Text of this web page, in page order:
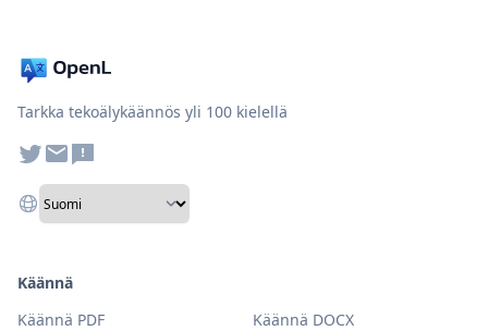
Tarkka tekoälykäännös yli 100 kielellä
Käännä
Käännä PDF
Käännä DOCX